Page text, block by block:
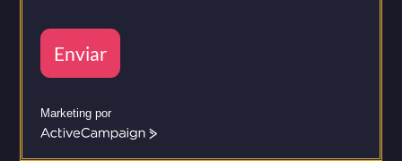
Enviar
Marketing por
A